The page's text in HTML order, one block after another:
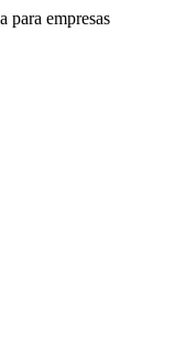
para empresas